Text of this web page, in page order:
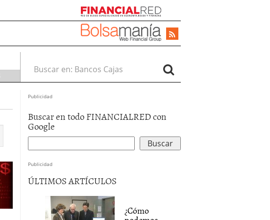
Buscar en:
Publicidad
Buscar en todo FINANCIALRED con
Google
Publicidad
ÚLTIMOS ARTÍCULOS
¿Cómo